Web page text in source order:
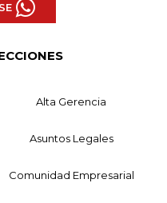
Alta Gerencia
Asuntos Legales
Comunidad Empresarial